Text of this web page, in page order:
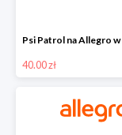
40.00 zł